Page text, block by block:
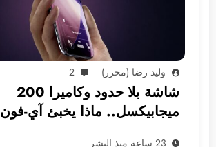
وليد رضا (محرر) 2
شاشة بلا حدود وكاميرا 200
ميجابيكسل.. ماذا يخبئ آي-فون
2028؟
23 ساعة منذ النشر